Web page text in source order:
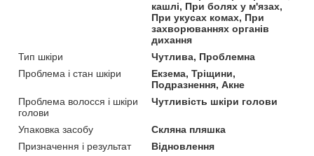
кашлі, При болях у м'язах,
При укусах комах, При
захворюваннях органів
дихання
Тип шкіри
Чутлива, Проблемна
Проблема і стан шкіри
Екзема, Тріщини,
Подразнення, Акне
Проблема волосся і шкіри
голови
Чутливість шкіри голови
Упаковка засобу
Скляна пляшка
Призначення і результат
Відновлення